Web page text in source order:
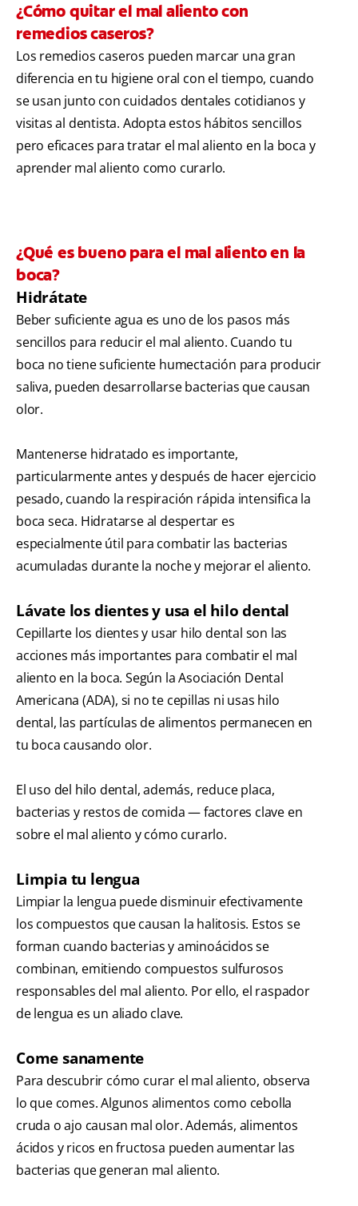
¿Cómo quitar el mal aliento con
remedios caseros?
Los remedios caseros pueden marcar una gran
diferencia en tu higiene oral con el tiempo, cuando
se usan junto con cuidados dentales cotidianos y
visitas al dentista. Adopta estos hábitos sencillos
pero eficaces para tratar el mal aliento en la boca y
aprender mal aliento como curarlo.
¿Qué es bueno para el mal aliento en la
boca?
Hidrátate
Beber suficiente agua es uno de los pasos más
sencillos para reducir el mal aliento. Cuando tu
boca no tiene suficiente humectación para producir
saliva, pueden desarrollarse bacterias que causan
olor.
Mantenerse hidratado es importante,
particularmente antes y después de hacer ejercicio
pesado, cuando la respiración rápida intensifica la
boca seca. Hidratarse al despertar es
especialmente útil para combatir las bacterias
acumuladas durante la noche y mejorar el aliento.
Lávate los dientes y usa el hilo dental
Cepillarte los dientes y usar hilo dental son las
acciones más importantes para combatir el mal
aliento en la boca. Según la Asociación Dental
Americana (ADA), si no te cepillas ni usas hilo
dental, las partículas de alimentos permanecen en
tu boca causando olor.
El uso del hilo dental, además, reduce placa,
bacterias y restos de comida — factores clave en
sobre el mal aliento y cómo curarlo.
Limpia tu lengua
Limpiar la lengua puede disminuir efectivamente
los compuestos que causan la halitosis. Estos se
forman cuando bacterias y aminoácidos se
combinan, emitiendo compuestos sulfurosos
responsables del mal aliento. Por ello, el raspador
de lengua es un aliado clave.
Come sanamente
Para descubrir cómo curar el mal aliento, observa
lo que comes. Algunos alimentos como cebolla
cruda o ajo causan mal olor. Además, alimentos
ácidos y ricos en fructosa pueden aumentar las
bacterias que generan mal aliento.